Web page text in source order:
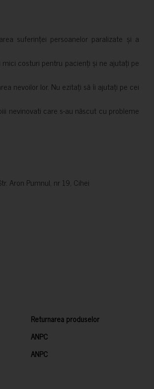
suferinței persoanelor paralizate și a
costuri pentru pacienți și ne ajutați pe
nevoilor lor. Nu ezitați să îi ajutați pe cei
nevinovati care s-au născut cu probleme
Pumnul, nr 19, Cihei
Returnarea produselor
ANPC
ANPC